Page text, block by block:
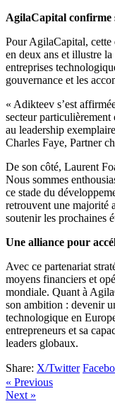
AgilaCapital confirme
Pour AgilaCapital, cette
en deux ans et illustre
entreprises
gouvernance et les
« Adikteev s’est
secteur particulièrement
au leadership
Charles Faye, Partner
De son côté, Laurent
Nous sommes
ce stade du
retrouvent une majorité
soutenir les prochaines
Une alliance pour
Avec ce partenariat
moyens financiers et
mondiale. Quant à
son ambition : devenir
technologique en
entrepreneurs et sa
leaders globaux.
Share: X/Twitter
« Previous
Next »